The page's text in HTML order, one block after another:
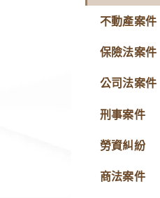
不動產案件
保險法案件
公司法案件
刑事案件
勞資糾紛
商法案件